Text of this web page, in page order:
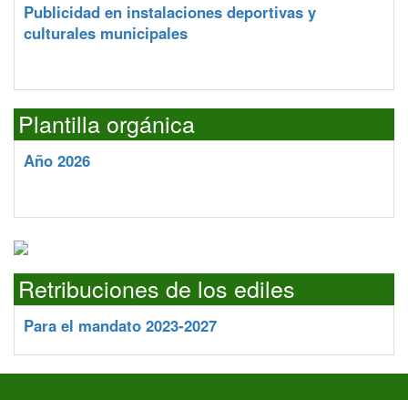
Publicidad en instalaciones deportivas y
culturales municipales
Plantilla orgánica
Año 2026
Retribuciones de los ediles
Para el mandato 2023-2027